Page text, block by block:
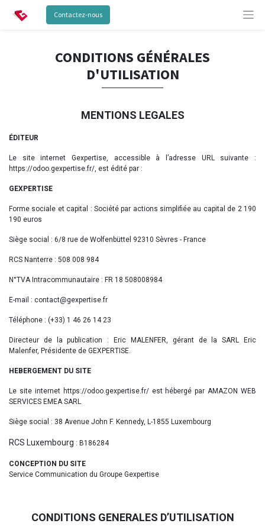
Contactez-nous
CONDITIONS GÉNÉRALES
D'UTILISATION
MENTIONS LEGALES
ÉDITEUR
Le site internet Gexpertise, accessible à l’adresse URL suivante :
https://odoo.gexpertise.fr/, est édité par :
GEXPERTISE
Forme sociale et capital : Société par actions simplifiée au capital de 2 190
190 euros
Siège social : 6/8 rue de Wolfenbüttel 92310 Sèvres - France
RCS Nanterre : 508 008 984
N°TVA Intracommunautaire : FR 18 508008984
E-mail : contact@gexpertise.fr
Téléphone : (+33) 1 46 26 14 23
Directeur de la publication : Eric MALENFER, gérant de la SARL Eric
Malenfer, Présidente de GEXPERTISE.
HEBERGEMENT DU SITE
Le site internet https://odoo.gexpertise.fr/ est hébergé par AMAZON WEB
SERVICES EMEA SARL
Siège social : 38 Avenue John F. Kennedy, L-1855 Luxembourg
RCS Luxembourg : B186284
CONCEPTION DU SITE
Service Communication du Groupe Gexpertise
CONDITIONS GENERALES D’UTILISATION